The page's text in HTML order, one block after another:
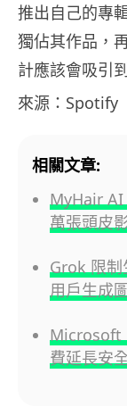
推出自己的專
獨佔其作品，
計應該會吸引
來源：Spotify
相關文章:
MyHair AI
萬張頭皮
Grok 限
用戶生成
Microsoft
費延長安